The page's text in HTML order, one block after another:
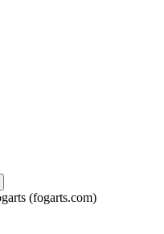
(fogarts.com)